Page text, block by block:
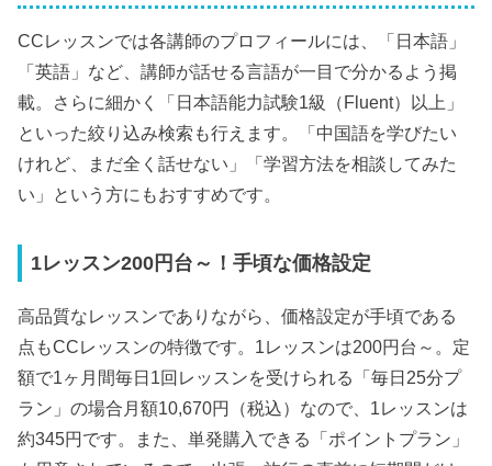
CCレッスンでは各講師のプロフィールには、「日本語」
「英語」など、講師が話せる言語が一目で分かるよう掲
載。さらに細かく「日本語能力試験1級（Fluent）以上」
といった絞り込み検索も行えます。「中国語を学びたい
けれど、まだ全く話せない」「学習方法を相談してみた
い」という方にもおすすめです。
1レッスン200円台～！手頃な価格設定
高品質なレッスンでありながら、価格設定が手頃である
点もCCレッスンの特徴です。1レッスンは200円台～。定
額で1ヶ月間毎日1回レッスンを受けられる「毎日25分プ
ラン」の場合月額10,670円（税込）なので、1レッスンは
約345円です。また、単発購入できる「ポイントプラン」